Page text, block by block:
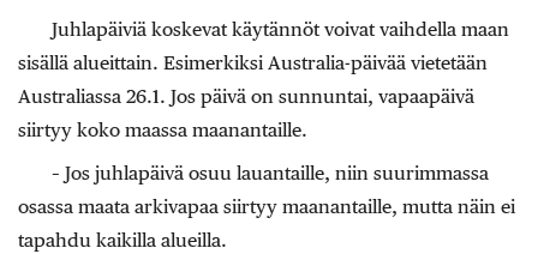
Juhlapäiviä koskevat käytännöt voivat vaihdella maan
sisällä alueittain. Esimerkiksi Australia-päivää vietetään
Australiassa 26.1. Jos päivä on sunnuntai, vapaapäivä
siirtyy koko maassa maanantaille.
– Jos juhlapäivä osuu lauantaille, niin suurimmassa
osassa maata arkivapaa siirtyy maanantaille, mutta näin ei
tapahdu kaikilla alueilla.